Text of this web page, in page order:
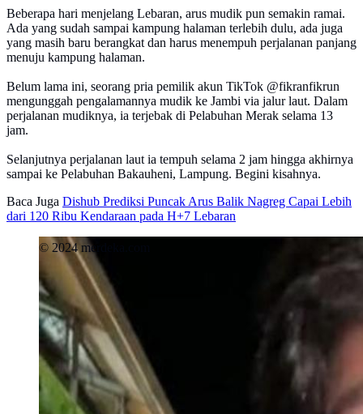
Beberapa hari menjelang Lebaran, arus mudik pun semakin ramai.
Ada yang sudah sampai kampung halaman terlebih dulu, ada juga
yang masih baru berangkat dan harus menempuh perjalanan panjang
menuju kampung halaman.
Belum lama ini, seorang pria pemilik akun TikTok @fikranfikrun
mengunggah pengalamannya mudik ke Jambi via jalur laut. Dalam
perjalanan mudiknya, ia terjebak di Pelabuhan Merak selama 13
jam.
Selanjutnya perjalanan laut ia tempuh selama 2 jam hingga akhirnya
sampai ke Pelabuhan Bakauheni, Lampung. Begini kisahnya.
Baca Juga Dishub Prediksi Puncak Arus Balik Nagreg Capai Lebih
dari 120 Ribu Kendaraan pada H+7 Lebaran
© 2024 merdeka.com